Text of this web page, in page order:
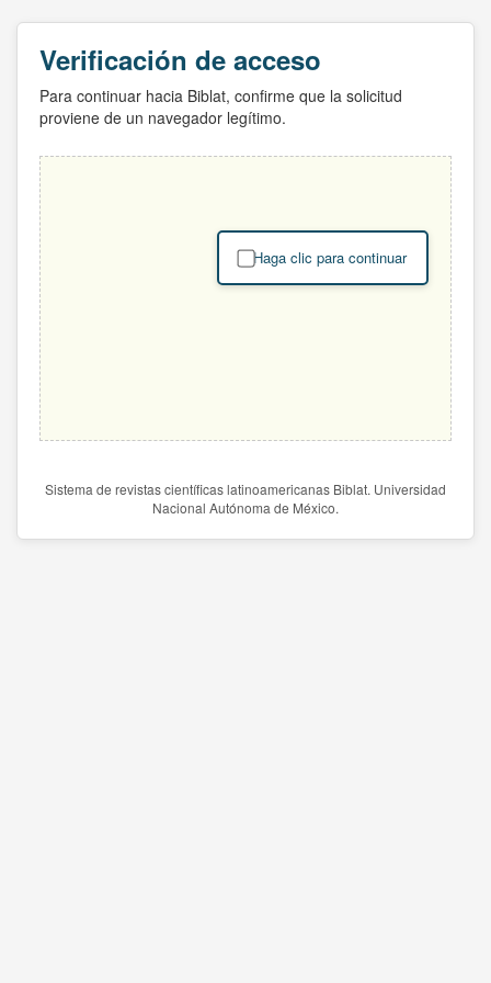
Verificación de acceso
Para continuar hacia Biblat, confirme que la solicitud
proviene de un navegador legítimo.
Haga clic para continuar
Sistema de revistas científicas latinoamericanas Biblat. Universidad
Nacional Autónoma de México.